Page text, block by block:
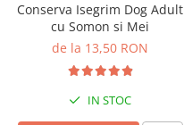
Diete Veterinare Caini
Suplimente Nutritive Caini
Cosuri, Culcusuri si Perne
Covorase Absorbante
Bult
Araton
Lovely Hunter
Conserva Isegrim Dog Adult
cu Somon si Mei
de la 13,50 RON
IN STOC